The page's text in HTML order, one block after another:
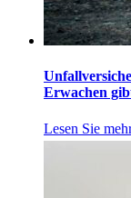
Erwachen
Lesen Sie